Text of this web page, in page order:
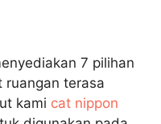
7 pilihan
ruangan terasa
kami cat nippon